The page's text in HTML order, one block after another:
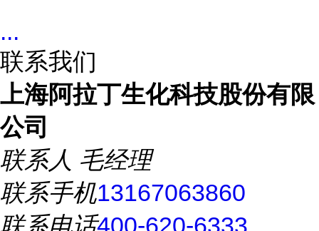
...
联系我们
上海阿拉丁生化科技股份有限
公司
联系人 毛经理
联系手机13167063860
联系电话400-620-6333